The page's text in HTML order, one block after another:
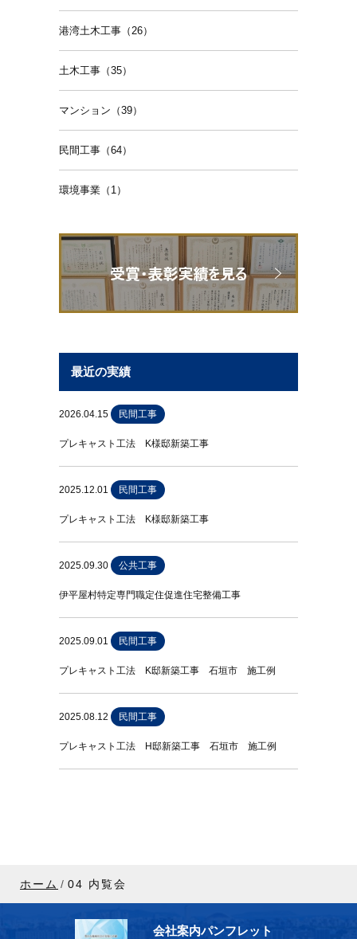
港湾土木工事（26）
土木工事（35）
マンション（39）
民間工事（64）
環境事業（1）
最近の実績
2026.04.15 民間工事
プレキャスト工法 K様邸新築工事
2025.12.01 民間工事
プレキャスト工法 K様邸新築工事
2025.09.30 公共工事
伊平屋村特定専門職定住促進住宅整備工事
2025.09.01 民間工事
プレキャスト工法 K邸新築工事 石垣市 施工例
2025.08.12 民間工事
プレキャスト工法 H邸新築工事 石垣市 施工例
ホーム 04 内覧会
会社案内パンフレット